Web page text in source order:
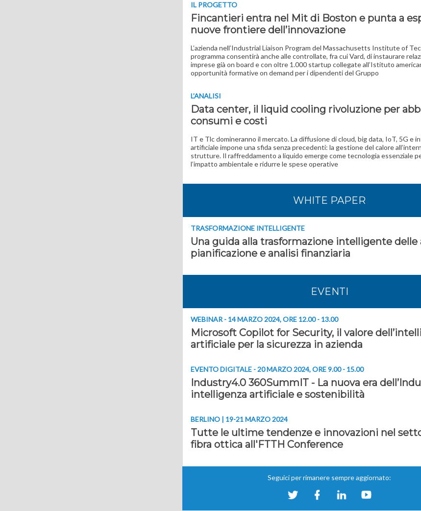
IL PROGETTO
Fincantieri entra nel Mit di Boston e punta a
nuove frontiere dell’innovazione
L’azienda nell’Industrial Liaison Program del Massachusetts Institute of
programma consentirà anche alle controllate, fra cui Vard, di instaurare
imprese già on board e con oltre 1.000 startup collegate all’Istituto
opportunità formative on demand per i dipendenti del Gruppo
L’ANALISI
Data center, il liquid cooling rivoluzione per
consumi e costi
IT e Tlc domineranno il mercato. La diffusione di cloud, big data, IoT, 5G e
artificiale impone una sfida senza precedenti: la gestione del calore
strutture. Il raffreddamento a liquido emerge come tecnologia essenziale
l’impatto ambientale e ridurre le spese operative
WHITE PAPER
TRASFORMAZIONE INTELLIGENTE
Una guida alla trasformazione intelligente
pianificazione e analisi finanziaria
EVENTI
WEBINAR - 14 MARZO 2024, ORE 12.00 - 13.00
Microsoft Copilot for Security, il valore
artificiale per la sicurezza in azienda
EVENTO DIGITALE - 20 MARZO 2024, ORE 9.00 - 15.00
Industry4.0 360SummIT - La nuova era
intelligenza artificiale e sostenibilità
BERLINO | 19-21 MARZO 2024
Tutte le ultime tendenze e innovazioni nel
fibra ottica all'FTTH Conference
Seguici per rimanere sempre aggiornato: